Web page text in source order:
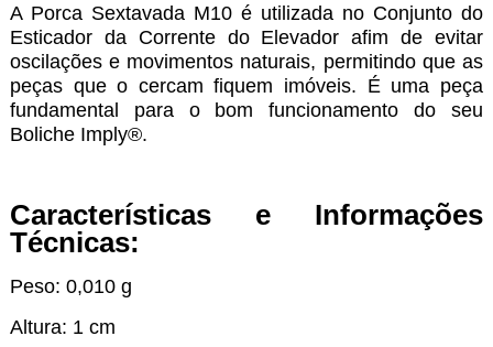
A Porca Sextavada M10 é utilizada no Conjunto do
Esticador da Corrente do Elevador afim de evitar
oscilações e movimentos naturais, permitindo que as
peças que o cercam fiquem imóveis. É uma peça
fundamental para o bom funcionamento do seu
Boliche Imply®.
Características e Informações
Técnicas:
Peso: 0,010 g
Altura: 1 cm